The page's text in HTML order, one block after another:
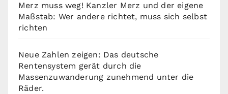
Merz muss weg! Kanzler Merz und der eigene
Maßstab: Wer andere richtet, muss sich selbst
richten
Neue Zahlen zeigen: Das deutsche
Rentensystem gerät durch die
Massenzuwanderung zunehmend unter die
Räder.